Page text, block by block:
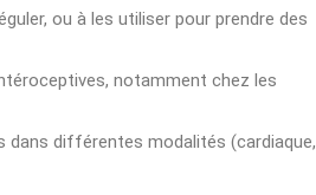
ou à les utiliser pour prendre des
notamment chez les
dans différentes modalités (cardiaque,